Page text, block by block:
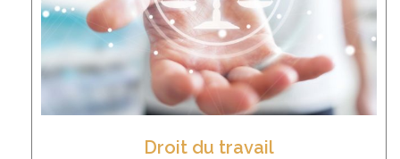
Droit du travail